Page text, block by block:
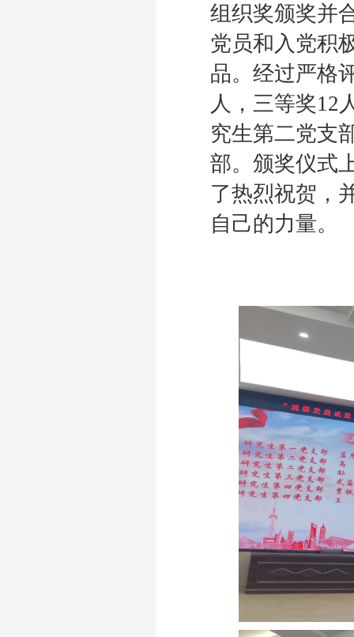
组织奖颁奖并
党员和入党积
品。经过严格
人，三等奖12
究生第二党支
部。颁奖仪式
了热烈祝贺，
自己的力量。